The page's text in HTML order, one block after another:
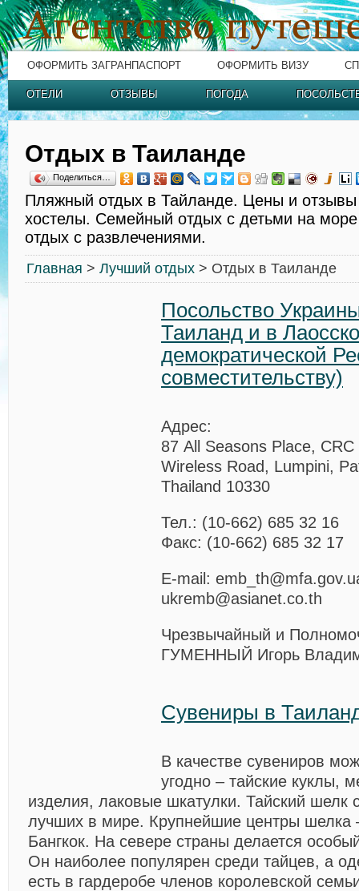
ОФОРМИТЬ ЗАГРАНПАСПОРТ ОФОРМИТЬ ВИЗУ
ОТЕЛИ ОТЗЫВЫ ПОГОДА
Отдых в Таиланде
Поделиться…
Пляжный отдых в Тайланде. Цены и отзывы
хостелы. Семейный отдых с детьми на
отдых с развлечениями.
Главная > Лучший отдых > Отдых в Таиланде
Посольство
Таиланд и в
демократической
совместительству)
Адрес:
87 All Seasons Place,
Wireless Road, Lumpini,
Thailand 10330
Тел.: (10-662) 685 32 16
Факс: (10-662) 685 32 17
E-mail:
ukremb@asianet.co.th
Чрезвычайный и
ГУМЕННЫЙ Игорь
Сувениры в
В качестве сувениров
угодно – тайские куклы,
изделия, лаковые шкатулки. Тайский шелк
лучших в мире. Крупнейшие центры шелка
Бангкок. На севере страны делается
Он наиболее популярен среди тайцев, а
есть в гардеробе членов королевской